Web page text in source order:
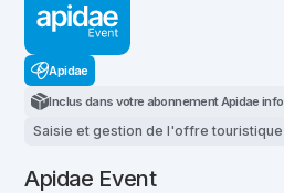
Apidae
Inclus dans votre abonnement Apidae info
Saisie et gestion de l'offre touristique
Apidae Event